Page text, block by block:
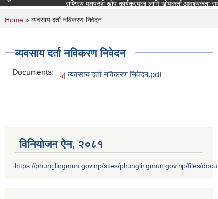
राष्ट्रिय पशुपन्छी खोप कार्यक्रमका लागि खोपकर्ता आवश्यकता सम्बन्धी
You are here
Home » व्यवसाय दर्ता नविकरण निवेदन
व्यवसाय दर्ता नविकरण निवेदन
Documents: व्यवसाय दर्ता नविकरण निवेदन.pdf
विनियोजन ऐन‚ २०८१
https://phunglingmun.gov.np/sites/phunglingmun.gov.np/files/